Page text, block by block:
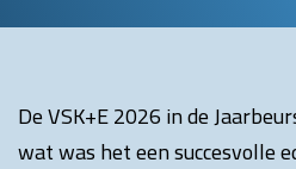
De VSK+E 2026 in de
wat was het een succesvolle